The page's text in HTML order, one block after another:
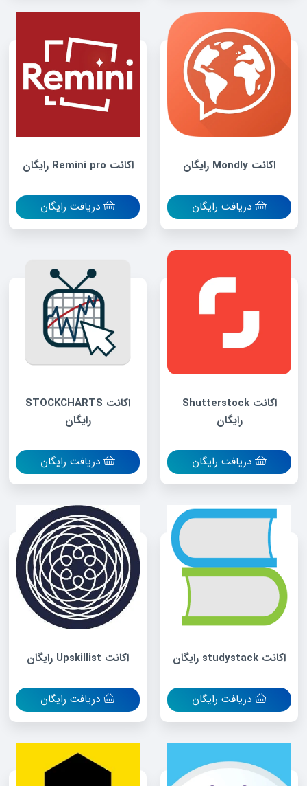
اکانت Mondly رایگان
دریافت رایگان
اکانت Remini pro رایگان
دریافت رایگان
اکانت Shutterstock
رایگان
دریافت رایگان
اکانت STOCKCHARTS
رایگان
دریافت رایگان
اکانت studystack رایگان
دریافت رایگان
اکانت Upskillist رایگان
دریافت رایگان